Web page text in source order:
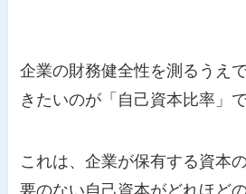
企業の財務健全性を測るうえ
きたいのが「自己資本比率」で
これは、企業が保有する資本
要のない自己資本がどれほど